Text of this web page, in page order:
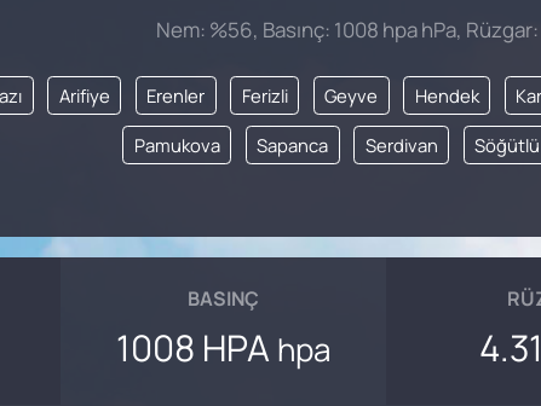
Nem: %56, Basınç: 1008 hpa hPa,
Arifiye Erenler Ferizli Geyve Hendek
Pamukova Sapanca Serdivan Söğütlü
BASINÇ
1008 HPA hpa